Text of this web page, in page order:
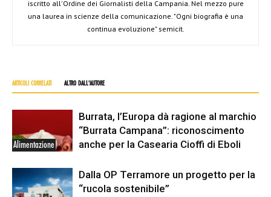
iscritto all'Ordine dei Giornalisti della Campania. Nel mezzo pure
una laurea in scienze della comunicazione. "Ogni biografia è una
continua evoluzione" semicit.
ARTICOLI CORRELATI ALTRO DALL'AUTORE
Alimentazione
Burrata, l’Europa dà ragione al marchio
“Burrata Campana”: riconoscimento
anche per la Casearia Cioffi di Eboli
Dalla OP Terramore un progetto per la
“rucola sostenibile”